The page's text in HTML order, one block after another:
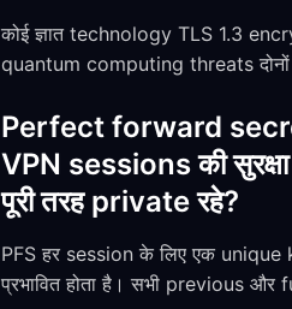
कोई ज्ञात technology TLS 1.3
quantum computing threats दोनों
Perfect forward
VPN sessions की
पूरी तरह private रहे?
PFS हर session के लिए एक unique
प्रभावित होता है। सभी previous